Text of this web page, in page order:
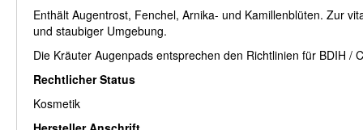
Enthält Augentrost, Fenchel, Arnika- und Kamillenblüten. Zur
und staubiger Umgebung.
Die Kräuter Augenpads entsprechen den Richtlinien für BDIH
Rechtlicher Status
Kosmetik